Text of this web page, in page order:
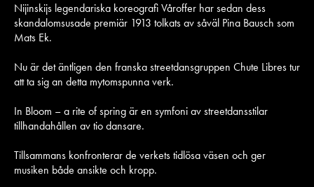
Nijinskijs legendariska koreografi Våroffer har sedan dess
skandalomsusade premiär 1913 tolkats av såväl Pina Bausch som
Mats Ek.
Nu är det äntligen den franska streetdansgruppen Chute Libres tur
att ta sig an detta mytomspunna verk.
In Bloom – a rite of spring är en symfoni av streetdansstilar
tillhandahållen av tio dansare.
Tillsammans konfronterar de verkets tidlösa väsen och ger
musiken både ansikte och kropp.